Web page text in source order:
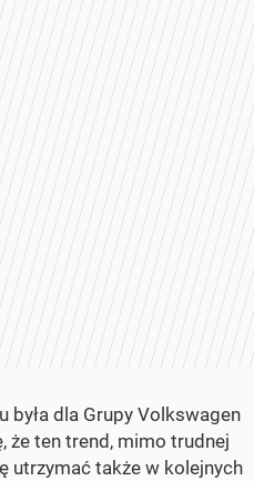
była dla Grupy Volkswagen
że ten trend, mimo trudnej
utrzymać także w kolejnych